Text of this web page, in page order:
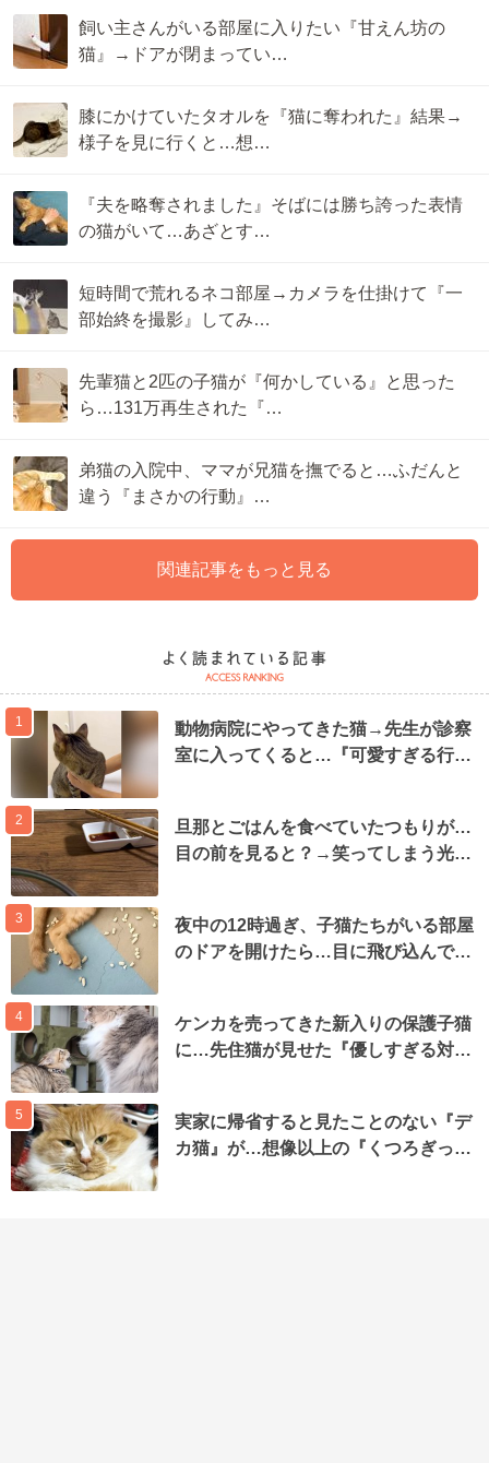
飼い主さんがいる部屋に入りたい『甘えん坊の
猫』→ドアが閉まってい…
膝にかけていたタオルを『猫に奪われた』結果→
様子を見に行くと…想…
『夫を略奪されました』そばには勝ち誇った表情
の猫がいて…あざとす…
短時間で荒れるネコ部屋→カメラを仕掛けて『一
部始終を撮影』してみ…
先輩猫と2匹の子猫が『何かしている』と思った
ら…131万再生された『…
弟猫の入院中、ママが兄猫を撫でると…ふだんと
違う『まさかの行動』…
関連記事をもっと見る
1
動物病院にやってきた猫→先生が診察
室に入ってくると…『可愛すぎる行…
2
旦那とごはんを食べていたつもりが…
目の前を見ると？→笑ってしまう光…
3
夜中の12時過ぎ、子猫たちがいる部屋
のドアを開けたら…目に飛び込んで…
4
ケンカを売ってきた新入りの保護子猫
に…先住猫が見せた『優しすぎる対…
5
実家に帰省すると見たことのない『デ
カ猫』が…想像以上の『くつろぎっ…